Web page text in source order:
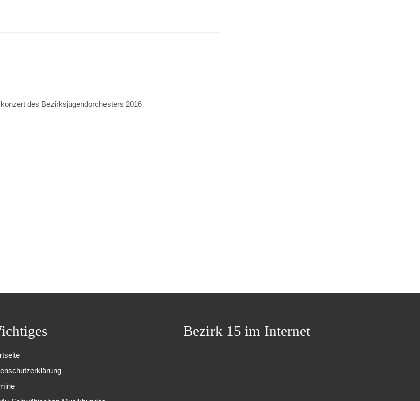
des Bezirksjugendorchesters 2016
Bezirk 15 im Internet